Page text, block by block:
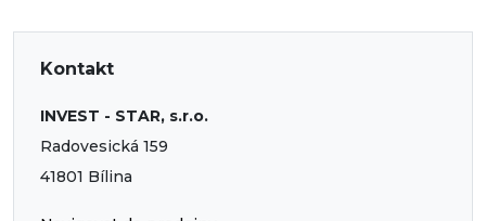
Kontakt
INVEST - STAR, s.r.o.
Radovesická 159
41801 Bílina